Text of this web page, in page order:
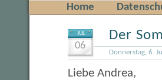
Home
JUL
06
Der
Donnerstag, 6.
Liebe Andrea,